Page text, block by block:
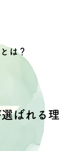
は？
ばれる理